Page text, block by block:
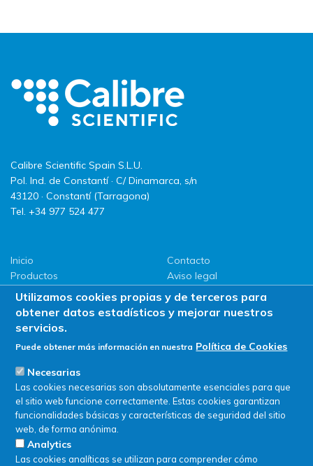
Calibre Scientific Spain S.L.U.
Pol. Ind. de Constantí · C/ Dinamarca, s/n
43120 · Constantí (Tarragona)
Tel. +34 977 524 477
Inicio
Productos
LLG
Promociones
ServiSAT
Contacto
Aviso legal
Política de privacidad
Política de Cookies
Utilizamos cookies propias y de terceros para
obtener datos estadísticos y mejorar nuestros
servicios.
Puede obtener más información en nuestra Política de Cookies
Necesarias
Las cookies necesarias son absolutamente esenciales para que
el sitio web funcione correctamente. Estas cookies garantizan
funcionalidades básicas y características de seguridad del sitio
web, de forma anónima.
Analytics
Las cookies analíticas se utilizan para comprender cómo